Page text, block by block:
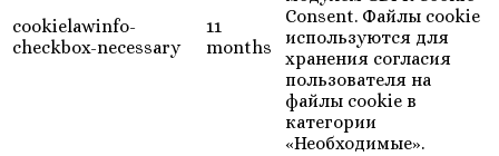
cookielawinfo-
checkbox-necessary
11
months
Consent. Файлы cookie
используются для
хранения согласия
пользователя на
файлы cookie в
категории
«Необходимые».